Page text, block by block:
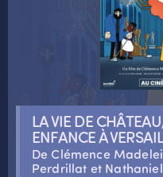
SÉANCES SPÉCIALES
RETOUR
LA VIE DE
ENFANCE À
De Clémence
Perdrillat et